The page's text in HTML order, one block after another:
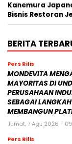
Kanemura
Bisnis Restoran
BERITA
Pers Rilis
MONDEVITA
MAYORITAS DI
PERUSAHAAN
SEBAGAI
MEMBANGUN
Jumat, 7 Agu 2026 -
Pers Rilis